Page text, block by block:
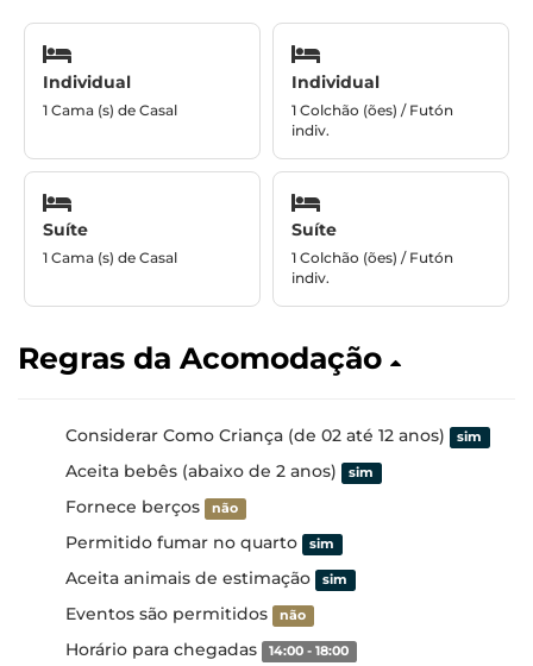
Individual
1 Cama (s) de Casal
Individual
1 Colchão (ões) / Futón
indiv.
Suíte
1 Cama (s) de Casal
Suíte
1 Colchão (ões) / Futón
indiv.
Regras da Acomodação
Considerar Como Criança (de 02 até 12 anos) sim
Aceita bebês (abaixo de 2 anos) sim
Fornece berços não
Permitido fumar no quarto sim
Aceita animais de estimação sim
Eventos são permitidos não
Horário para chegadas 14:00 - 18:00